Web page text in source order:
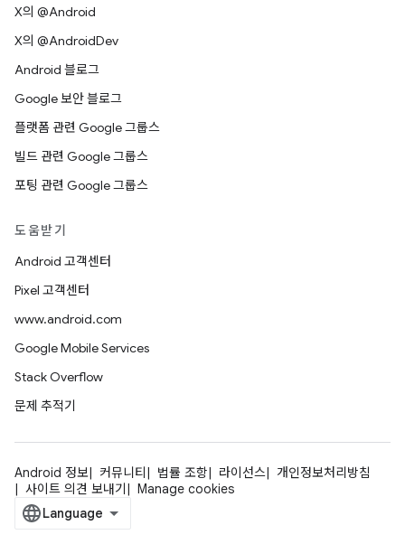
X의 @Android
X의 @AndroidDev
Android 블로그
Google 보안 블로그
플랫폼 관련 Google 그룹스
빌드 관련 Google 그룹스
포팅 관련 Google 그룹스
도움받기
Android 고객센터
Pixel 고객센터
www.android.com
Google Mobile Services
Stack Overflow
문제 추적기
Android 정보 커뮤니티 법률 조항 라이선스
개인정보처리방침
사이트 의견 보내기
Manage cookies